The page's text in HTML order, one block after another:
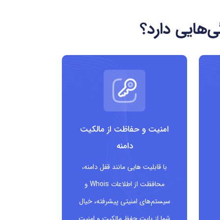
دارد؟
امنیت و حفاظت از مالکیت
دامنه
با قابلیت هایی مانند قفل دامنه،
محافظت از اطلاعات Whois و
سیستم‌های امنیتی پیشرفته، خیال